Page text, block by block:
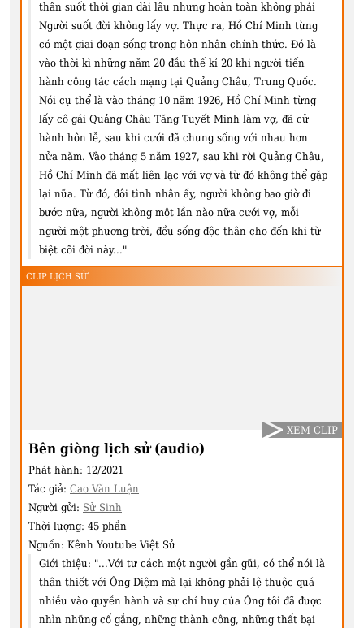
thân suốt thời gian dài lâu nhưng hoàn toàn không phải
Người suốt đời không lấy vợ. Thực ra, Hồ Chí Minh từng
có một giai đoạn sống trong hôn nhân chính thức. Đó là
vào thời kì những năm 20 đầu thế kỉ 20 khi người tiến
hành công tác cách mạng tại Quảng Châu, Trung Quốc.
Nói cụ thể là vào tháng 10 năm 1926, Hồ Chí Minh từng
lấy cô gái Quảng Châu Tăng Tuyết Minh làm vợ, đã cử
hành hôn lễ, sau khi cưới đã chung sống với nhau hơn
nửa năm. Vào tháng 5 năm 1927, sau khi rời Quảng Châu,
Hồ Chí Minh đã mất liên lạc với vợ và từ đó không thể gặp
lại nữa. Từ đó, đôi tình nhân ấy, người không bao giờ đi
bước nữa, người không một lần nào nữa cưới vợ, mỗi
người một phương trời, đều sống độc thân cho đến khi từ
biệt cõi đời này..."
CLIP LỊCH SỬ
Bên giòng lịch sử (audio)
Phát hành: 12/2021
Tác giả: Cao Văn Luận
Người gửi: Sử Sinh
Thời lượng: 45 phần
Nguồn: Kênh Youtube Việt Sử
Giới thiệu: "...Với tư cách một người gần gũi, có thể nói là
thân thiết với Ông Diệm mà lại không phải lệ thuộc quá
nhiều vào quyền hành và sự chỉ huy của Ông tôi đã được
nhìn những cố gắng, những thành công, những thất bại
XEM CLIP